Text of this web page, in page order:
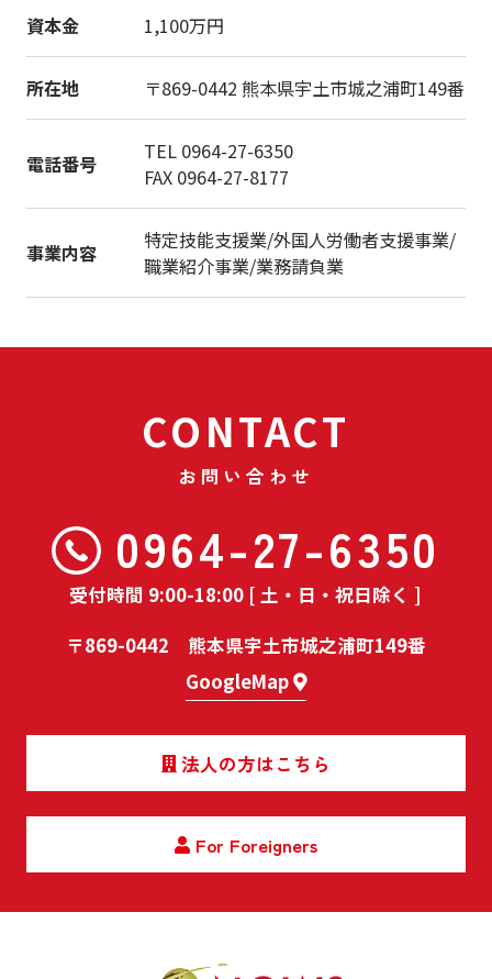
資本金 1,100万円
所在地 〒869-0442 熊本県宇土市城之浦町149番
電話番号
TEL 0964-27-6350
FAX 0964-27-8177
事業内容
特定技能支援業/外国人労働者支援事業/
職業紹介事業/業務請負業
CONTACT
お問い合わせ
0964-27-6350
受付時間 9:00-18:00 [ 土・日・祝日除く ]
〒869-0442 熊本県宇土市城之浦町149番
GoogleMap
法人の方はこちら
For Foreigners